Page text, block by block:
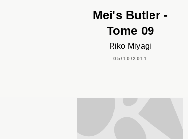
Mei's Butler -
Tome 09
Riko Miyagi
05/10/2011